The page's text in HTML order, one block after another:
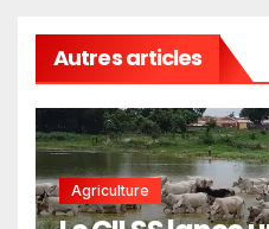
Autres articles
Agriculture